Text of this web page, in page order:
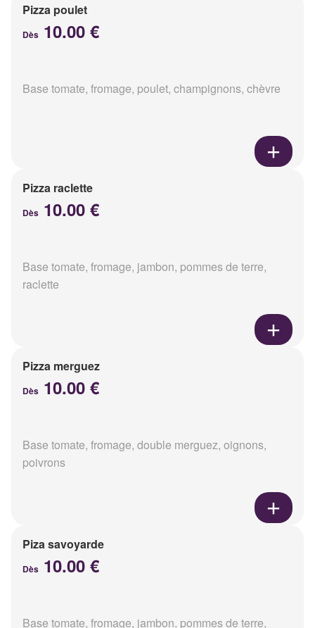
Pizza poulet
Dès 10.00 €
Base tomate, fromage, poulet, champignons, chèvre
Pizza raclette
Dès 10.00 €
Base tomate, fromage, jambon, pommes de terre,
raclette
Pizza merguez
Dès 10.00 €
Base tomate, fromage, double merguez, oignons,
poivrons
Piza savoyarde
Dès 10.00 €
Base tomate, fromage, jambon, pommes de terre,